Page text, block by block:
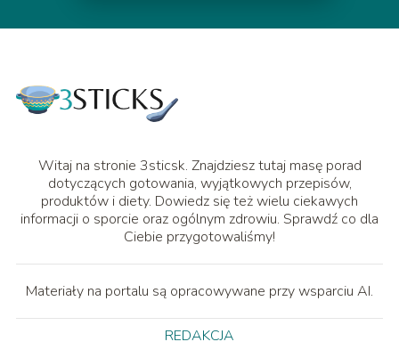
Witaj na stronie 3sticsk. Znajdziesz tutaj masę porad
dotyczących gotowania, wyjątkowych przepisów,
produktów i diety. Dowiedz się też wielu ciekawych
informacji o sporcie oraz ogólnym zdrowiu. Sprawdź co dla
Ciebie przygotowaliśmy!
Materiały na portalu są opracowywane przy wsparciu AI.
REDAKCJA